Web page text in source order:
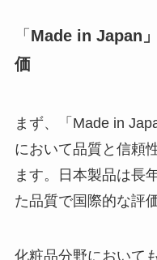
「 Made in Japan
価
まず、「Made in
において品質と信頼
ます。日本製品は長
た品質で国際的な評
化粧品分野において